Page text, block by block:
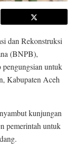
dan Rekonstruksi
(BNPB),
untuk
Kabupaten Aceh
kunjungan
pemerintah untuk